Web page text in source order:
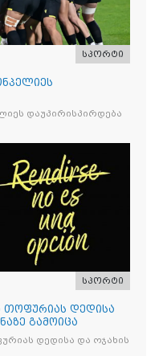
სპორტი
დაუპირისპირდება
სპორტი
თოფურიას დედისა
გამოიცა
დედისა და ოჯახის